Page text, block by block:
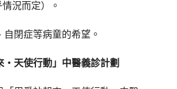
況而定）。
閉症等病童的希望。
天使行動」中醫義診計劃